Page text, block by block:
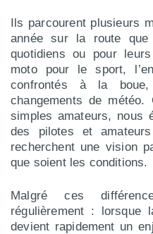
Ils parcourent plusieurs
année sur la route
quotidiens ou pour
moto pour le sport,
confrontés à la
changements de météo.
simples amateurs, nous
des pilotes et
recherchent une vision
que soient les conditions.
Malgré ces
régulièrement : lorsque
devient rapidement un